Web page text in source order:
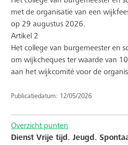
met de organisatie van een
op 29 augustus 2026.
Artikel 2
Het college van burgemeester en
om wijkcheques ter waarde van
aan het wijkcomité voor de
Publicatiedatum: 12/05/2026
Overzicht punten
Dienst Vrije tijd. Jeugd.